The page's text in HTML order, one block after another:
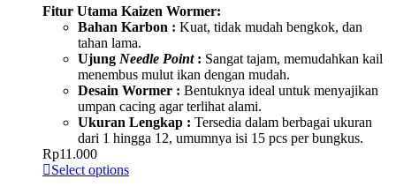
Fitur Utama Kaizen Wormer:
Bahan Karbon : Kuat, tidak mudah bengkok, dan
tahan lama.
Ujung Needle Point : Sangat tajam, memudahkan kail
menembus mulut ikan dengan mudah.
Desain Wormer : Bentuknya ideal untuk menyajikan
umpan cacing agar terlihat alami.
Ukuran Lengkap : Tersedia dalam berbagai ukuran
dari 1 hingga 12, umumnya isi 15 pcs per bungkus.
Rp11.000
Select options